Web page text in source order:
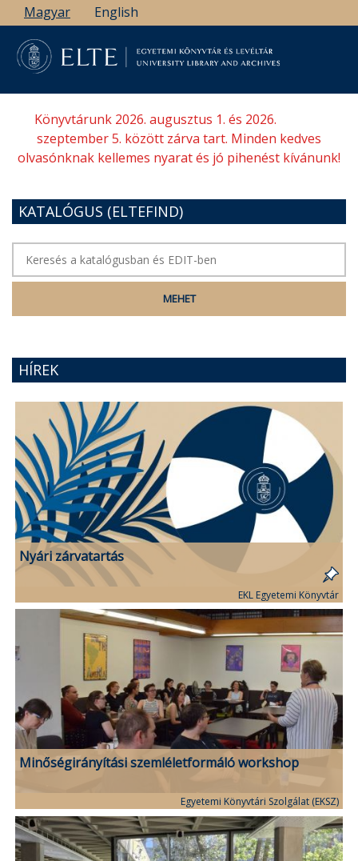
Ugrás
a
tartalomra
Magyar English
Könyvtárunk 2026. augusztus 1. és 2026.
szeptember 5. között zárva tart. Minden kedves
olvasónknak kellemes nyarat és jó pihenést kívánunk!
KATALÓGUS (ELTEFIND)
HÍREK
Nyári zárvatartás
EKL Egyetemi Könyvtár
Minőségirányítási szemléletformáló workshop
Egyetemi Könyvtári Szolgálat (EKSZ)